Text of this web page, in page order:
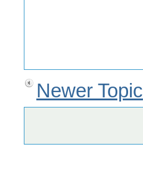
Newer Topic